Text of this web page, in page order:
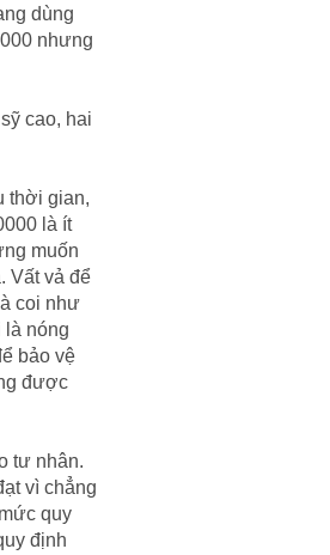
dùng
nhưng
cao, hai
thời gian,
là ít
muốn
Vất vả để
coi như
là nóng
bảo vệ
được
tư nhân.
vì chẳng
quy
định